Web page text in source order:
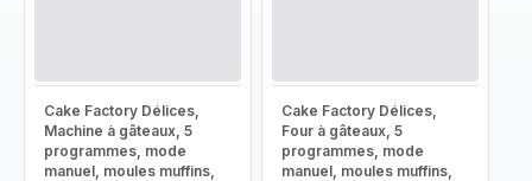
Cake Factory Délices,
Machine à gâteaux, 5
programmes, mode
manuel, moules muffins,
Cake Factory Délices,
Four à gâteaux, 5
programmes, mode
manuel, moules muffins,